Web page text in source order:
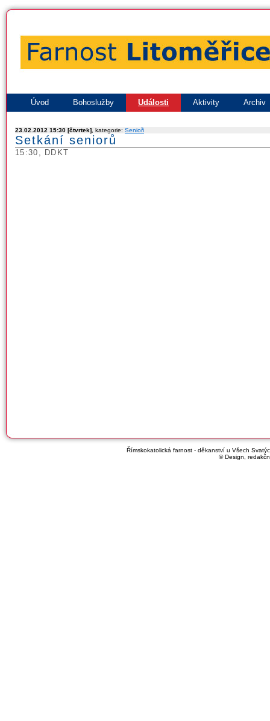
Úvod Bohoslužby Události Aktivity Archiv
23.02.2012 15:30 [čtvrtek] , kategorie: Senioři
Setkání seniorů
15:30, DDKT
Římskokatolická farnost - děkanství u Všech
© Design,